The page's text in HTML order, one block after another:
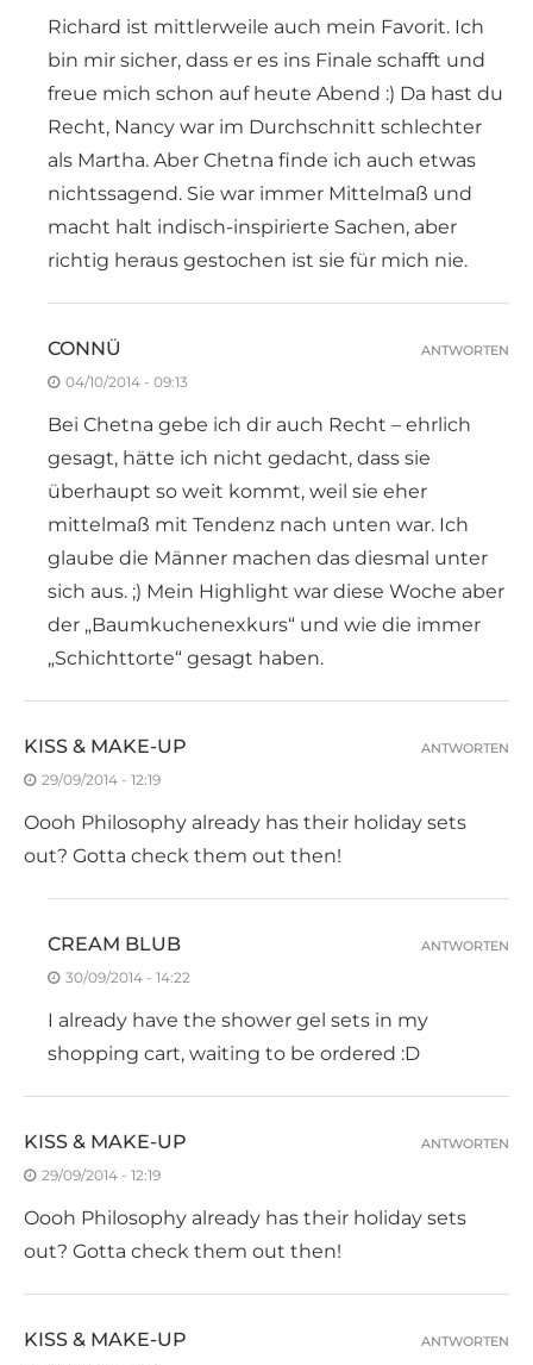
Richard ist mittlerweile auch mein Favorit. Ich
bin mir sicher, dass er es ins Finale schafft und
freue mich schon auf heute Abend :) Da hast du
Recht, Nancy war im Durchschnitt schlechter
als Martha. Aber Chetna finde ich auch etwas
nichtssagend. Sie war immer Mittelmaß und
macht halt indisch-inspirierte Sachen, aber
richtig heraus gestochen ist sie für mich nie.
CONNÜ
04/10/2014 - 09:13
Bei Chetna gebe ich dir auch Recht – ehrlich
gesagt, hätte ich nicht gedacht, dass sie
überhaupt so weit kommt, weil sie eher
mittelmaß mit Tendenz nach unten war. Ich
glaube die Männer machen das diesmal unter
sich aus. ;) Mein Highlight war diese Woche aber
der „Baumkuchenexkurs“ und wie die immer
„Schichttorte“ gesagt haben.
ANTWORTEN
KISS & MAKE-UP
29/09/2014 - 12:19
Oooh Philosophy already has their holiday sets
out? Gotta check them out then!
ANTWORTEN
CREAM BLUB
30/09/2014 - 14:22
I already have the shower gel sets in my
shopping cart, waiting to be ordered :D
ANTWORTEN
KISS & MAKE-UP
29/09/2014 - 12:19
Oooh Philosophy already has their holiday sets
out? Gotta check them out then!
ANTWORTEN
KISS & MAKE-UP ANTWORTEN